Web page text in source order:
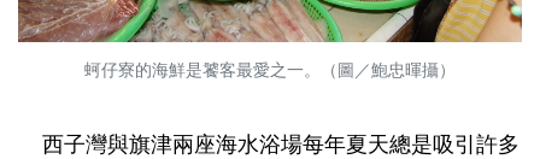
蚵仔寮的海鮮是饕客最愛之一。（圖／鮑忠暉攝）
西子灣與旗津兩座海水浴場每年夏天總是吸引許多